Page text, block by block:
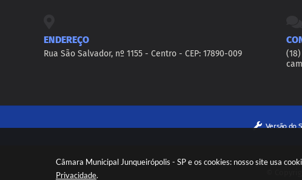
Câmara Municipal Junqueirópolis - SP e os cookies: nosso site usa
Privacidade.
ENDEREÇO
Rua São Salvador, nº 1155 - Centro - CEP: 17890-009
Versão do